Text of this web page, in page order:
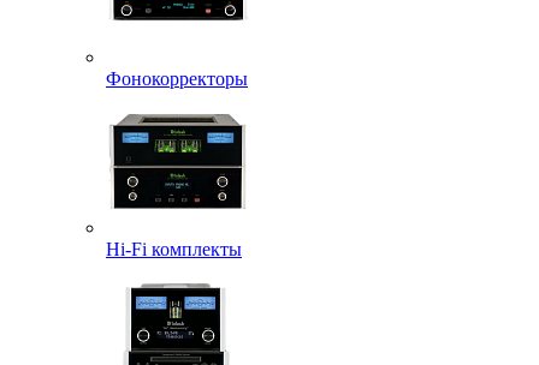
Фонокорректоры
Hi-Fi комплекты